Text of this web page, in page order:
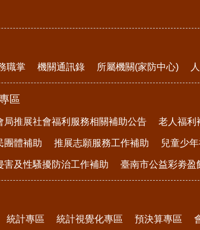
職掌 機關通訊錄 所屬機關(家防中心)
區
局推展社會福利服務相關補助公告 老人福利
團體補助 推展志願服務工作補助 兒童少
害及性騷擾防治工作補助 臺南市公益彩劵盈
統計專區 統計視覺化專區 預決算專區